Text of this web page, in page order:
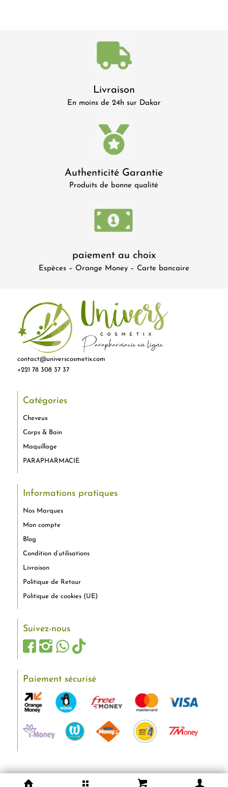
Livraison
En moins de 24h sur Dakar
Authenticité Garantie
Produits de bonne qualité
paiement au choix
Espèces – Orange Money – Carte bancaire
contact@universcosmetix.com
+221 78 308 37 37
Catégories
Cheveux
Corps & Bain
Maquillage
PARAPHARMACIE
Informations pratiques
Nos Marques
Mon compte
Blog
Condition d’utilisations
Livraison
Politique de Retour
Politique de cookies (UE)
Suivez-nous
Paiement sécurisé